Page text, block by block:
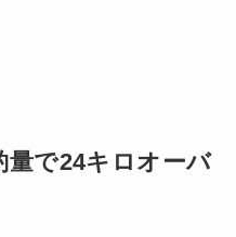
量で24キロオーバ